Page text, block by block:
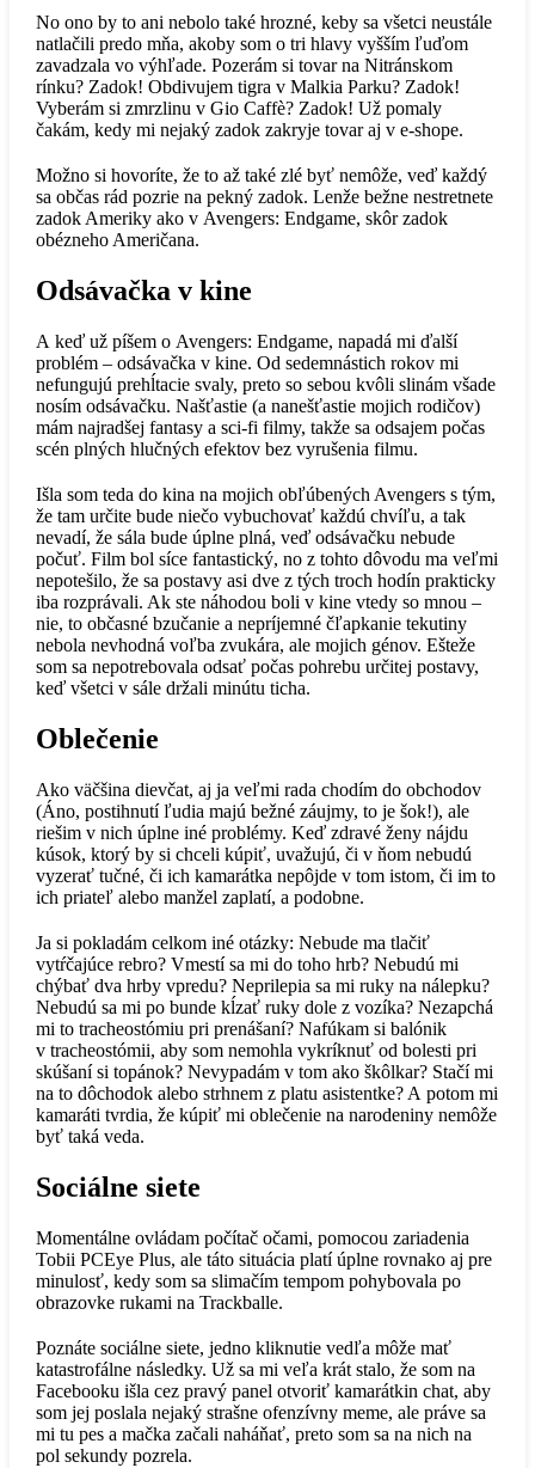
No ono by to ani nebolo také hrozné, keby sa všetci neustále
natlačili predo mňa, akoby som o tri hlavy vyšším ľuďom
zavadzala vo výhľade. Pozerám si tovar na Nitránskom
rínku? Zadok! Obdivujem tigra v Malkia Parku? Zadok!
Vyberám si zmrzlinu v Gio Caffè? Zadok! Už pomaly
čakám, kedy mi nejaký zadok zakryje tovar aj v e-shope.
Možno si hovoríte, že to až také zlé byť nemôže, veď každý
sa občas rád pozrie na pekný zadok. Lenže bežne nestretnete
zadok Ameriky ako v Avengers: Endgame, skôr zadok
obézneho Američana.
Odsávačka v kine
A keď už píšem o Avengers: Endgame, napadá mi ďalší
problém – odsávačka v kine. Od sedemnástich rokov mi
nefungujú prehĺtacie svaly, preto so sebou kvôli slinám všade
nosím odsávačku. Našťastie (a nanešťastie mojich rodičov)
mám najradšej fantasy a sci-fi filmy, takže sa odsajem počas
scén plných hlučných efektov bez vyrušenia filmu.
Išla som teda do kina na mojich obľúbených Avengers s tým,
že tam určite bude niečo vybuchovať každú chvíľu, a tak
nevadí, že sála bude úplne plná, veď odsávačku nebude
počuť. Film bol síce fantastický, no z tohto dôvodu ma veľmi
nepotešilo, že sa postavy asi dve z tých troch hodín prakticky
iba rozprávali. Ak ste náhodou boli v kine vtedy so mnou –
nie, to občasné bzučanie a nepríjemné čľapkanie tekutiny
nebola nevhodná voľba zvukára, ale mojich génov. Ešteže
som sa nepotrebovala odsať počas pohrebu určitej postavy,
keď všetci v sále držali minútu ticha.
Oblečenie
Ako väčšina dievčat, aj ja veľmi rada chodím do obchodov
(Áno, postihnutí ľudia majú bežné záujmy, to je šok!), ale
riešim v nich úplne iné problémy. Keď zdravé ženy nájdu
kúsok, ktorý by si chceli kúpiť, uvažujú, či v ňom nebudú
vyzerať tučné, či ich kamarátka nepôjde v tom istom, či im to
ich priateľ alebo manžel zaplatí, a podobne.
Ja si pokladám celkom iné otázky: Nebude ma tlačiť
vytŕčajúce rebro? Vmestí sa mi do toho hrb? Nebudú mi
chýbať dva hrby vpredu? Neprilepia sa mi ruky na nálepku?
Nebudú sa mi po bunde kĺzať ruky dole z vozíka? Nezapchá
mi to tracheostómiu pri prenášaní? Nafúkam si balónik
v tracheostómii, aby som nemohla vykríknuť od bolesti pri
skúšaní si topánok? Nevypadám v tom ako škôlkar? Stačí mi
na to dôchodok alebo strhnem z platu asistentke? A potom mi
kamaráti tvrdia, že kúpiť mi oblečenie na narodeniny nemôže
byť taká veda.
Sociálne siete
Momentálne ovládam počítač očami, pomocou zariadenia
Tobii PCEye Plus, ale táto situácia platí úplne rovnako aj pre
minulosť, kedy som sa slimačím tempom pohybovala po
obrazovke rukami na Trackballe.
Poznáte sociálne siete, jedno kliknutie vedľa môže mať
katastrofálne následky. Už sa mi veľa krát stalo, že som na
Facebooku išla cez pravý panel otvoriť kamarátkin chat, aby
som jej poslala nejaký strašne ofenzívny meme, ale práve sa
mi tu pes a mačka začali naháňať, preto som sa na nich na
pol sekundy pozrela.